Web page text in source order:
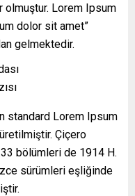
olmuştur. Lorem Ipsum
dolor sit amet”
gelmektedir.
standard Lorem Ipsum
Çiçero
bölümleri de 1914 H.
sürümleri eşliğinde